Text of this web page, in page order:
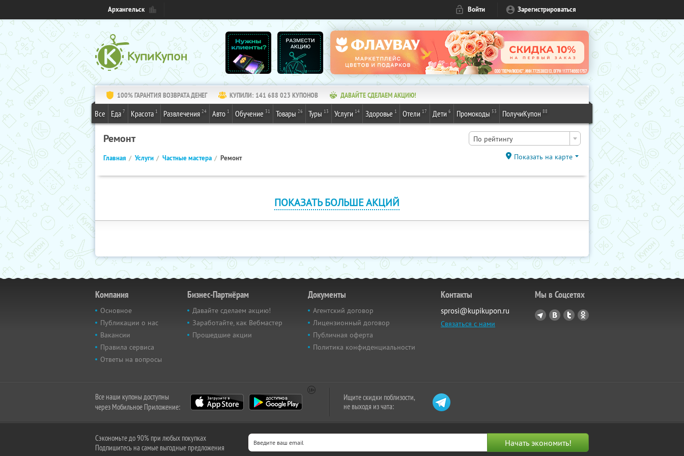
Архангельск Войти Зарегистрироваться
100% ГАРАНТИЯ ВОЗВРАТА ДЕНЕГ КУПИЛИ: 141 688 023 КУПОНОВ ДАВАЙТЕ СДЕЛАЕМ АКЦИЮ!
Все Еда 7 Красота 1 Развлечения 24 Авто 1 Обучение 31 Товары 26 Туры 13 Услуги 14 Здоровье 1 Отели 17 Дети 6 Промокоды 53 ПолучиКупон 88
Ремонт По рейтингу
Главная Услуги Частные мастера Ремонт Показать на карте
ПОКАЗАТЬ БОЛЬШЕ АКЦИЙ
Компания
Основное
Публикации о нас
Вакансии
Правила сервиса
Ответы на вопросы
Бизнес-Партнёрам
Давайте сделаем акцию!
Заработайте, как Вебмастер
Прошедшие акции
Документы
Агентский договор
Лицензионный договор
Публичная оферта
Политика конфиденциальности
Контакты
sprosi@kupikupon.ru
Связаться с нами
Мы в Соцсетях
Все наши купоны доступны
через Мобильное Приложение:
Ищите скидки поблизости,
не выходя из чата:
Сэкономьте до 90% при любых покупках
Подпишитесь на самые выгодные предложения